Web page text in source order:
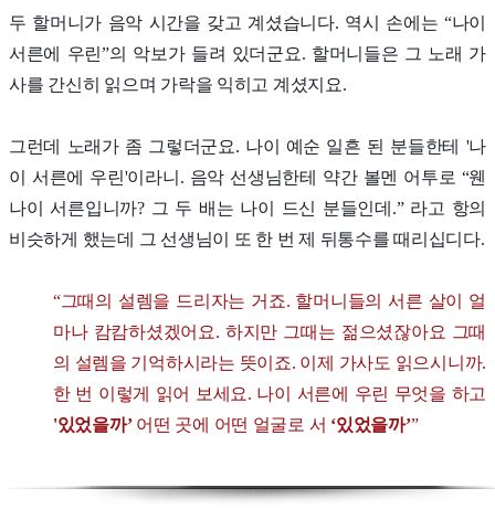
두 할머니가 음악 시간을 갖고 계셨습니다. 역시 손에는 “나이
서른에 우린”의 악보가 들려 있더군요. 할머니들은 그 노래 가
사를 간신히 읽으며 가락을 익히고 계셨지요.
그런데 노래가 좀 그렇더군요. 나이 예순 일흔 된 분들한테 '나
이 서른에 우린'이라니. 음악 선생님한테 약간 볼멘 어투로 “웬
나이 서른입니까? 그 두 배는 나이 드신 분들인데.” 라고 항의
비슷하게 했는데 그 선생님이 또 한 번 제 뒤통수를 때리십디다.
“그때의 설렘을 드리자는 거죠. 할머니들의 서른 살이 얼
마나 캄캄하셨겠어요. 하지만 그때는 젊으셨잖아요 그때
의 설렘을 기억하시라는 뜻이죠. 이제 가사도 읽으시니까.
한 번 이렇게 읽어 보세요. 나이 서른에 우린 무엇을 하고
'있었을까’어떤 곳에 어떤 얼굴로 서 ‘있었을까’”